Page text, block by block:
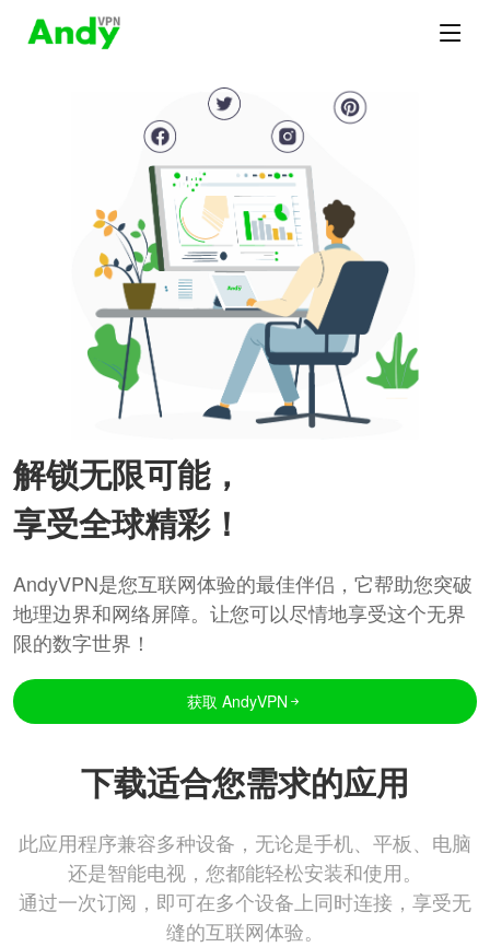
解锁无限可能，
享受全球精彩！
AndyVPN是您互联网体验的最佳伴侣，它帮助您突破
地理边界和网络屏障。让您可以尽情地享受这个无界
限的数字世界！
获取 AndyVPN
下载适合您需求的应用
此应用程序兼容多种设备，无论是手机、平板、电脑
还是智能电视，您都能轻松安装和使用。
通过一次订阅，即可在多个设备上同时连接，享受无
缝的互联网体验。